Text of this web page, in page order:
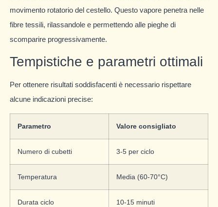
movimento rotatorio del cestello. Questo vapore penetra nelle
fibre tessili, rilassandole e permettendo alle pieghe di
scomparire progressivamente.
Tempistiche e parametri ottimali
Per ottenere risultati soddisfacenti è necessario rispettare
alcune indicazioni precise:
Parametro Valore consigliato
Numero di cubetti 3-5 per ciclo
Temperatura Media (60-70°C)
Durata ciclo 10-15 minuti